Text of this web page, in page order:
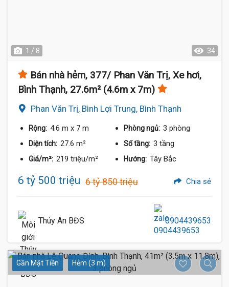
1 / 8 34
Bán nhà hẻm, 377/ Phan Văn Trị, Xe hơi,
Bình Thạnh, 27.6m² (4.6m x 7m)
Phan Văn Trị, Bình Lợi Trung, Bình Thạnh
Rộng: 4.6 m x 7 m Phòng ngủ: 3 phòng
Diện tích: 27.6 m² Số tầng: 3 tầng
Giá/m²: 219 triệu/m² Hướng: Tây Bắc
6 tỷ 500 triệu 6 tỷ 850 triệu Chia sẻ
Thúy An BĐS 0904439653
Gần Mặt Tiền Hẻm (3 m)